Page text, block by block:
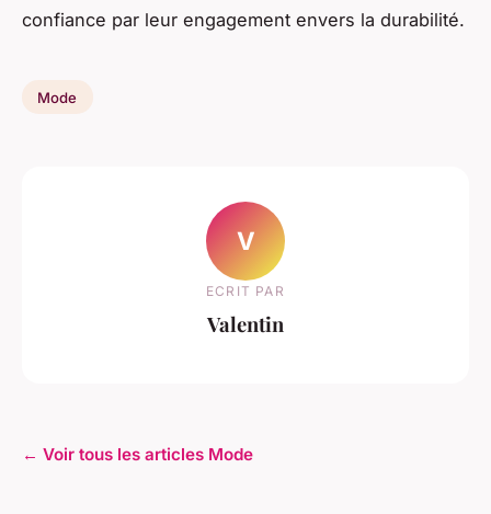
confiance par leur engagement envers la durabilité.
Mode
V
ECRIT PAR
Valentin
← Voir tous les articles Mode